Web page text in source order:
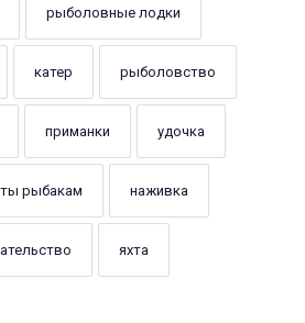
рыболовные лодки
катер рыболовство
приманки удочка
рыбакам наживка
яхта